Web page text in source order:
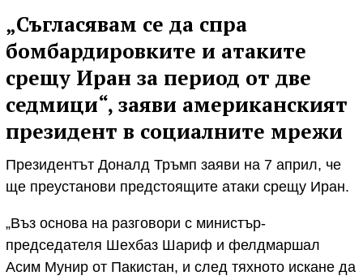
„Съгласявам се да спра
бомбардировките и атаките
срещу Иран за период от две
седмици“, заяви американският
президент в социалните мрежи
Президентът Доналд Тръмп заяви на 7 април, че
ще преустанови предстоящите атаки срещу Иран.
„Въз основа на разговори с министър-
председателя Шехбаз Шариф и фелдмаршал
Асим Мунир от Пакистан, и след тяхното искане да